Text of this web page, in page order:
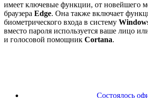
имеет ключевые функции, от новейшего
браузера Edge. Она также включает
биометрического входа в систему
вместо пароля используется ваше лицо
и голосовой помощник Cortana.
Состоялось